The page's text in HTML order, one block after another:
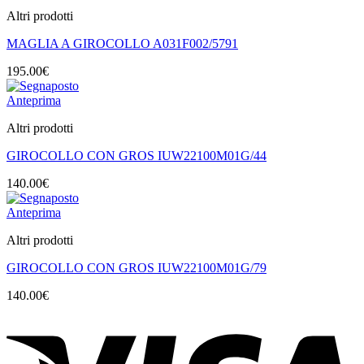
Altri prodotti
MAGLIA A GIROCOLLO A031F002/5791
195.00€
Anteprima
Altri prodotti
GIROCOLLO CON GROS IUW22100M01G/44
140.00€
Anteprima
Altri prodotti
GIROCOLLO CON GROS IUW22100M01G/79
140.00€